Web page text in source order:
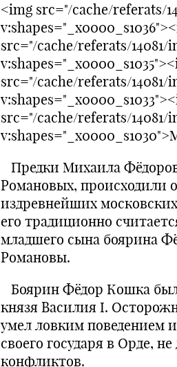
<img src="/cache/referats/
src="/cache/referats/14081/
src="/cache/referats/14081/
src="/cache/referats/14081/
Предки Михаила
Романовых, происходили
издревнейших
его традиционно
младшего сына боярина
Романовы.
Боярин Фёдор Кошка
князя Василия I.
умел ловким поведением
своего государя в Орде,
конфликтов.